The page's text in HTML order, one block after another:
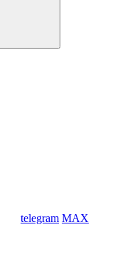
telegram MAX